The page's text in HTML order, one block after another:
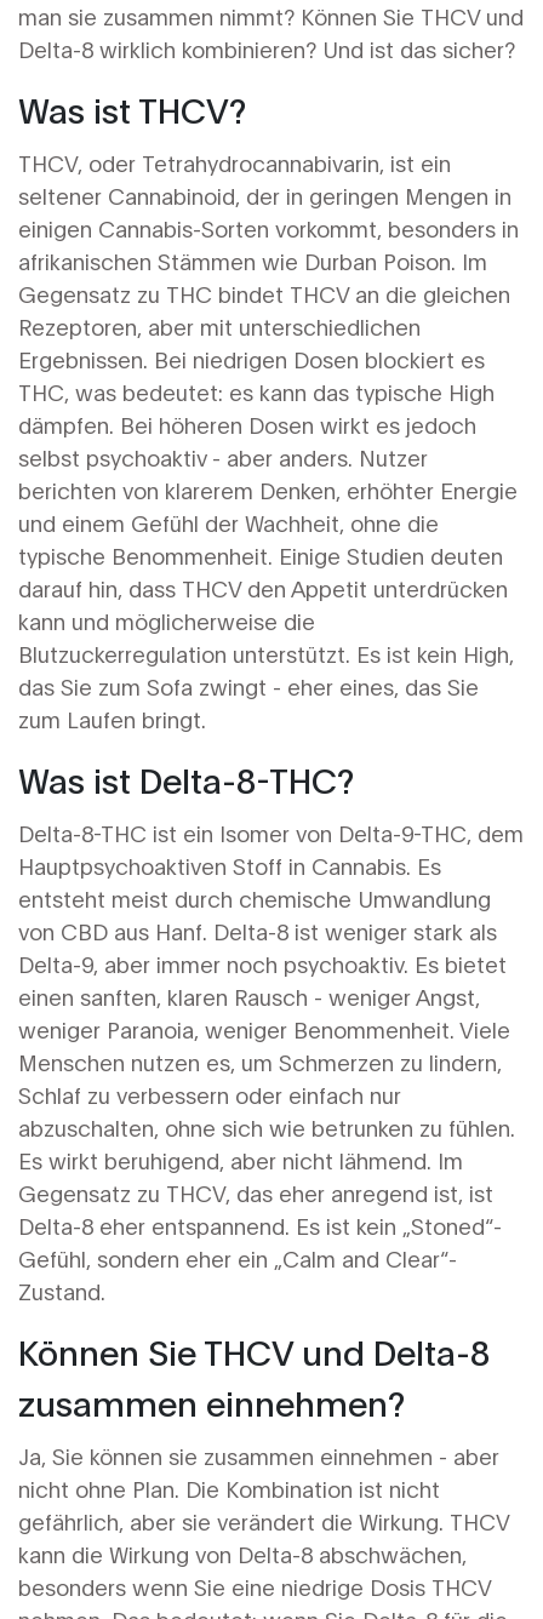
man sie zusammen nimmt? Können Sie THCV und
Delta-8 wirklich kombinieren? Und ist das sicher?
Was ist THCV?
THCV, oder Tetrahydrocannabivarin, ist ein
seltener Cannabinoid, der in geringen Mengen in
einigen Cannabis-Sorten vorkommt, besonders in
afrikanischen Stämmen wie Durban Poison. Im
Gegensatz zu THC bindet THCV an die gleichen
Rezeptoren, aber mit unterschiedlichen
Ergebnissen. Bei niedrigen Dosen blockiert es
THC, was bedeutet: es kann das typische High
dämpfen. Bei höheren Dosen wirkt es jedoch
selbst psychoaktiv - aber anders. Nutzer
berichten von klarerem Denken, erhöhter Energie
und einem Gefühl der Wachheit, ohne die
typische Benommenheit. Einige Studien deuten
darauf hin, dass THCV den Appetit unterdrücken
kann und möglicherweise die
Blutzuckerregulation unterstützt. Es ist kein High,
das Sie zum Sofa zwingt - eher eines, das Sie
zum Laufen bringt.
Was ist Delta-8-THC?
Delta-8-THC ist ein Isomer von Delta-9-THC, dem
Hauptpsychoaktiven Stoff in Cannabis. Es
entsteht meist durch chemische Umwandlung
von CBD aus Hanf. Delta-8 ist weniger stark als
Delta-9, aber immer noch psychoaktiv. Es bietet
einen sanften, klaren Rausch - weniger Angst,
weniger Paranoia, weniger Benommenheit. Viele
Menschen nutzen es, um Schmerzen zu lindern,
Schlaf zu verbessern oder einfach nur
abzuschalten, ohne sich wie betrunken zu fühlen.
Es wirkt beruhigend, aber nicht lähmend. Im
Gegensatz zu THCV, das eher anregend ist, ist
Delta-8 eher entspannend. Es ist kein „Stoned“-
Gefühl, sondern eher ein „Calm and Clear“-
Zustand.
Können Sie THCV und Delta-8
zusammen einnehmen?
Ja, Sie können sie zusammen einnehmen - aber
nicht ohne Plan. Die Kombination ist nicht
gefährlich, aber sie verändert die Wirkung. THCV
kann die Wirkung von Delta-8 abschwächen,
besonders wenn Sie eine niedrige Dosis THCV